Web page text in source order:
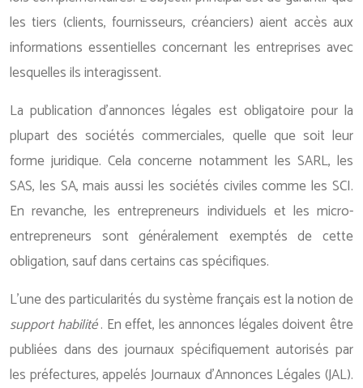
les tiers (clients, fournisseurs, créanciers) aient accès aux
informations essentielles concernant les entreprises avec
lesquelles ils interagissent.
La publication d’annonces légales est obligatoire pour la
plupart des sociétés commerciales, quelle que soit leur
forme juridique. Cela concerne notamment les SARL, les
SAS, les SA, mais aussi les sociétés civiles comme les SCI.
En revanche, les entrepreneurs individuels et les micro-
entrepreneurs sont généralement exemptés de cette
obligation, sauf dans certains cas spécifiques.
L’une des particularités du système français est la notion de
support habilité. En effet, les annonces légales doivent être
publiées dans des journaux spécifiquement autorisés par
les préfectures, appelés Journaux d’Annonces Légales (JAL).